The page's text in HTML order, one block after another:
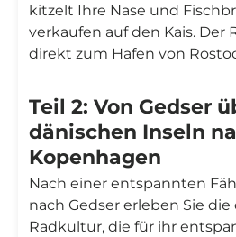
kitzelt Ihre Nase und
verkaufen auf den Kais. Der
direkt zum Hafen von
Teil 2: Von Gedser
dänischen Inseln
Kopenhagen
Nach einer entspannten
nach Gedser erleben Sie die
Radkultur, die für ihr